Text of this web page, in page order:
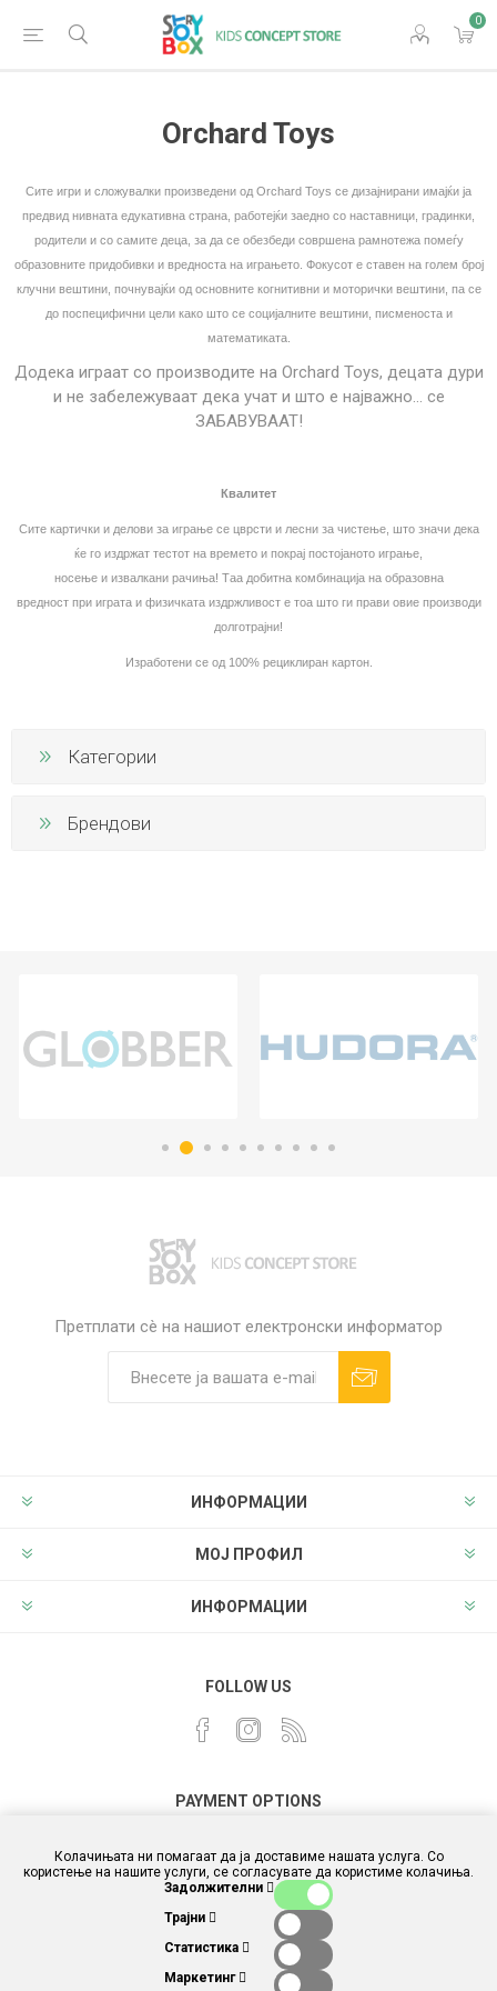
0
Orchard Toys
Сите игри и сложувалки произведени од Orchard Toys се дизајнирани имајќи ja
предвид нивната едукативна страна , работејќи заедно со наставници, градинки,
родители исосамите деца, за да се обезбеди совршена рамнотежа помеѓу
образовните придобивки и вредноста на играњето. Фокусот е ставен на голем број
клучни вештини, почнувајќи од основните когнитивни и моторички вештини, па се
до поспецифични цели како што се социјалните вештини, писменоста и
математиката.
Додека играат со производите на Orchard Toys, децата дури
и не забележуваат дека учат и што е најважно... се
ЗАБАВУВААТ!
Квалитет
Сите картички и делови за играњесе цврсти и лесни за чистење, што значи дека
ќе го издржат тестот на времето и покрај постојаното играње
носење и извалканирачиња! Таа добитна комбинација на образовна
вредност при играта и физичката издржливост е тоа што ги прави овие производи
долготрајни!
Изработени се од 100% рециклиран картон.
Категории
Брендови
Претплати сè на нашиот електронски информатор
ИНФОРМАЦИИ
МОЈ ПРОФИЛ
ИНФОРМАЦИИ
FOLLOW US
PAYMENT OPTIONS
Колачињата ни помагаат да ја доставиме нашата услуга. Со
користење на нашите услуги, се согласувате да користиме колачиња.
Задолжителни
Трајни
Статистика
Маркетинг